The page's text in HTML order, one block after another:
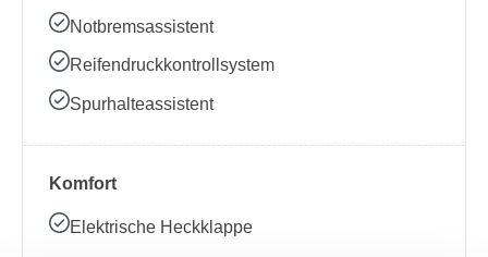
Notbremsassistent
Reifendruckkontrollsystem
Spurhalteassistent
Komfort
Elektrische Heckklappe